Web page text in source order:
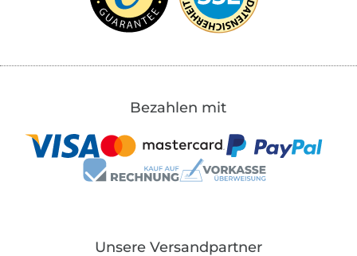
Bezahlen mit
Unsere Versandpartner